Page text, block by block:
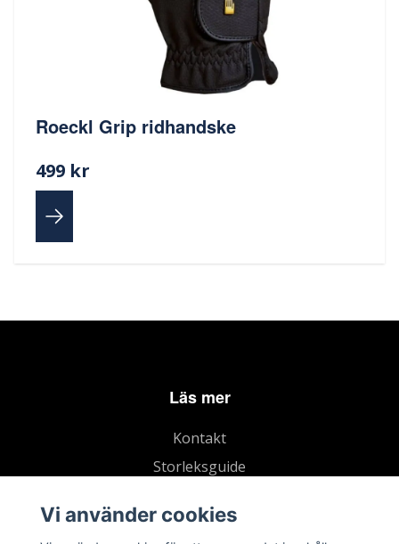
Roeckl Grip ridhandske
499 kr
Läs mer
Kontakt
Storleksguide
Vi använder cookies